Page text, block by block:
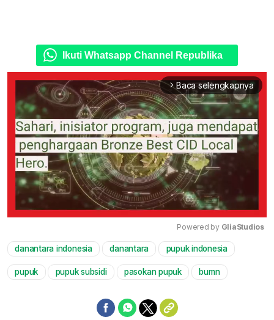
Ikuti Whatsapp Channel Republika
arrow_forward_ios Baca selengkapnya
Mute
Powered by GliaStudios
danantara indonesia danantara pupuk indonesia
pupuk pupuk subsidi pasokan pupuk bumn